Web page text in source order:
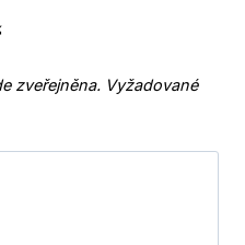
zveřejněna. Vyžadované